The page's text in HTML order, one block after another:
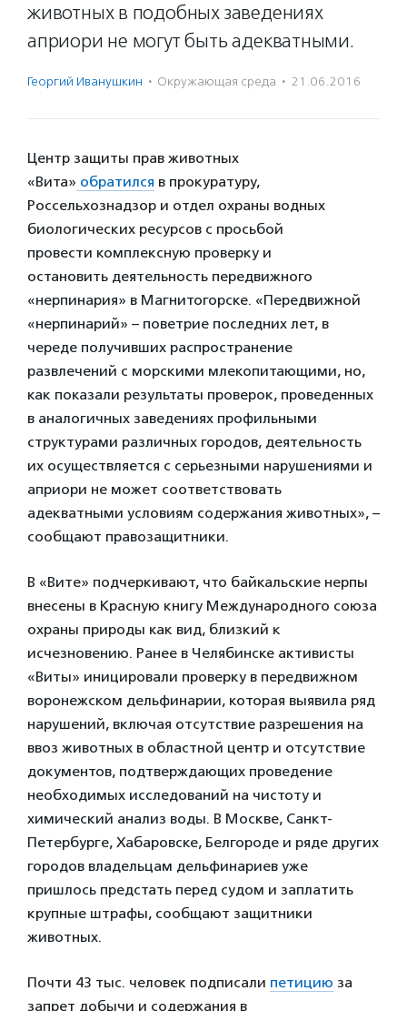
животных в подобных заведениях
априори не могут быть адекватными.
Георгий Иванушкин · Окружающая среда · 21.06.2016
Центр защиты прав животных
«Вита» обратился в прокуратуру,
Россельхознадзор и отдел охраны водных
биологических ресурсов с просьбой
провести комплексную проверку и
остановить деятельность передвижного
«нерпинария» в Магнитогорске. «Передвижной
«нерпинарий» – поветрие последних лет, в
череде получивших распространение
развлечений с морскими млекопитающими, но,
как показали результаты проверок, проведенных
в аналогичных заведениях профильными
структурами различных городов, деятельность
их осуществляется с серьезными нарушениями и
априори не может соответствовать
адекватными условиям содержания животных», –
сообщают правозащитники.
В «Вите» подчеркивают, что байкальские нерпы
внесены в Красную книгу Международного союза
охраны природы как вид, близкий к
исчезновению. Ранее в Челябинске активисты
«Виты» иницировали проверку в передвижном
воронежском дельфинарии, которая выявила ряд
нарушений, включая отсутствие разрешения на
ввоз животных в областной центр и отсутствие
документов, подтверждающих проведение
необходимых исследований на чистоту и
химический анализ воды. В Москве, Санкт-
Петербурге, Хабаровске, Белгороде и ряде других
городов владельцам дельфинариев уже
пришлось предстать перед судом и заплатить
крупные штрафы, сообщают защитники
животных.
Почти 43 тыс. человек подписали петицию за
запрет добычи и содержания в